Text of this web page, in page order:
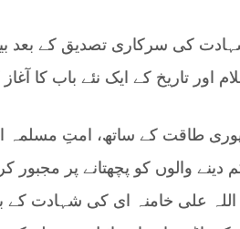
کی سرکاری تصدیق کے بعد
اور تاریخ کے ایک نئے باب کا
طاقت کے ساتھ، امتِ مسلمہ
دینے والوں کو پچھتانے پر مجبور
علی خامنہ ای کی شہادت کے